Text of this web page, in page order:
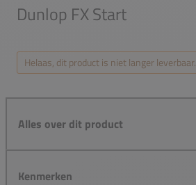
Dunlop FX Start
Helaas, dit product is niet langer leverbaar.
Alles over dit product
Kenmerken